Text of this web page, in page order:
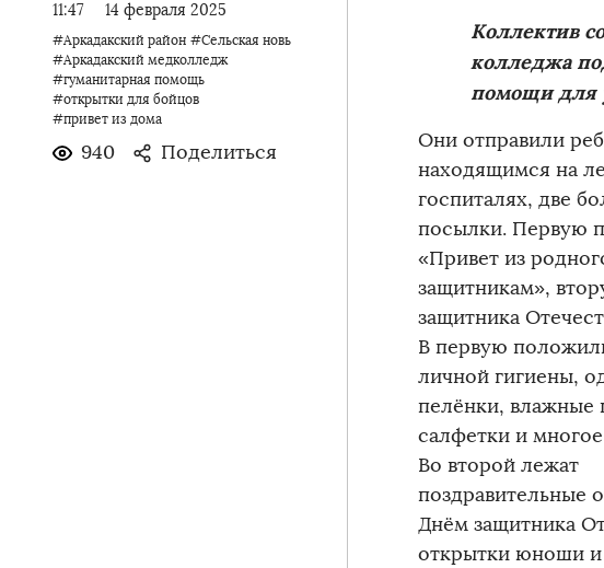
11:47 14 февраля 2025
#Аркадакский район #Сельская новь
#Аркадакский медколледж
#гуманитарная помощь
#открытки для бойцов
#привет из дома
940 Поделиться
Коллектив
колледжа
помощи для
Они отправили
находящимся на
госпиталях, две
посылки. Первую
«Привет из
защитникам»,
защитника
В первую
личной гигиены,
пелёнки, влажные
салфетки и
Во второй лежат
поздравительные
Днём защитника
открытки юноши и